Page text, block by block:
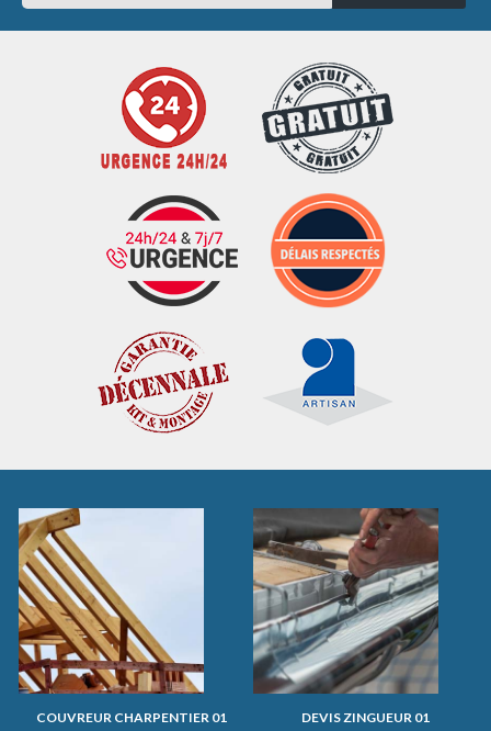
COUVREUR CHARPENTIER 01 DEVIS ZINGUEUR 01